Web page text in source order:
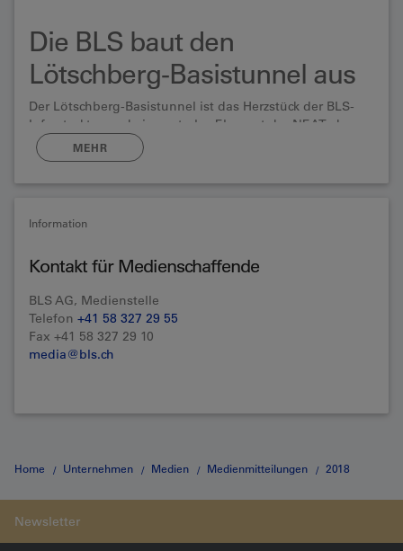
Die BLS baut den
Lötschberg-Basistunnel aus
Der Lötschberg-Basistunnel ist das Herzstück der BLS-
Infrastruktur und ein zentrales Element der NEAT, der
Neuen Eisenbahn-Alpentransversale. Der Lötschberg-
Basistunnel ist aber auch ein Nadelöhr: Zwei Drittel des
wird das Bauwerk endlich vollendet.
MEHR
Information
Kontakt für Medienschaffende
BLS AG, Medienstelle
Telefon +41 58 327 29 55
Fax +41 58 327 29 10
media@bls.ch
Home Unternehmen Medien Medienmitteilungen 2018